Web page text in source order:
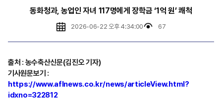
동화청과, 농업인 자녀 117명에게 장학금 ‘1억 원’ 쾌척
2026-06-22 오후 4:34:00 67
출처 : 농수축산신문(김진오 기자)
기사원문보기 :
https://www.aflnews.co.kr/news/articleView.html?
idxno=322812